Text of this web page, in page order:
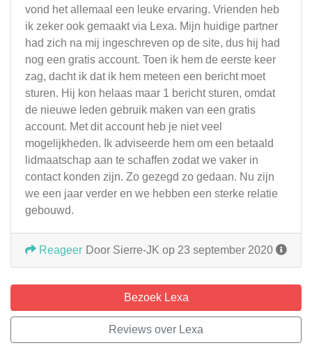
vond het allemaal een leuke ervaring. Vrienden heb
ik zeker ook gemaakt via Lexa. Mijn huidige partner
had zich na mij ingeschreven op de site, dus hij had
nog een gratis account. Toen ik hem de eerste keer
zag, dacht ik dat ik hem meteen een bericht moet
sturen. Hij kon helaas maar 1 bericht sturen, omdat
de nieuwe leden gebruik maken van een gratis
account. Met dit account heb je niet veel
mogelijkheden. Ik adviseerde hem om een betaald
lidmaatschap aan te schaffen zodat we vaker in
contact konden zijn. Zo gezegd zo gedaan. Nu zijn
we een jaar verder en we hebben een sterke relatie
gebouwd.
Door Sierre-JK op 23 september 2020
Reageer
Bezoek Lexa
Reviews over Lexa